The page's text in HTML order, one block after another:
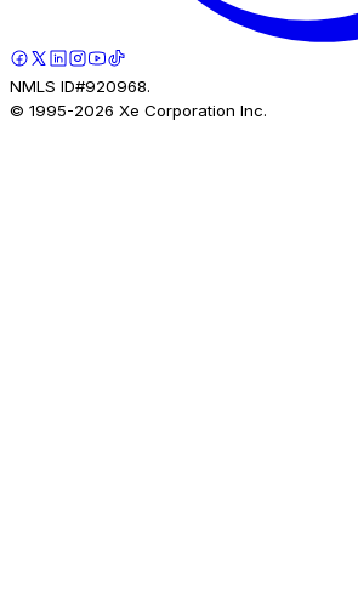
NMLS ID#920968.
© 1995-2026 Xe Corporation Inc.